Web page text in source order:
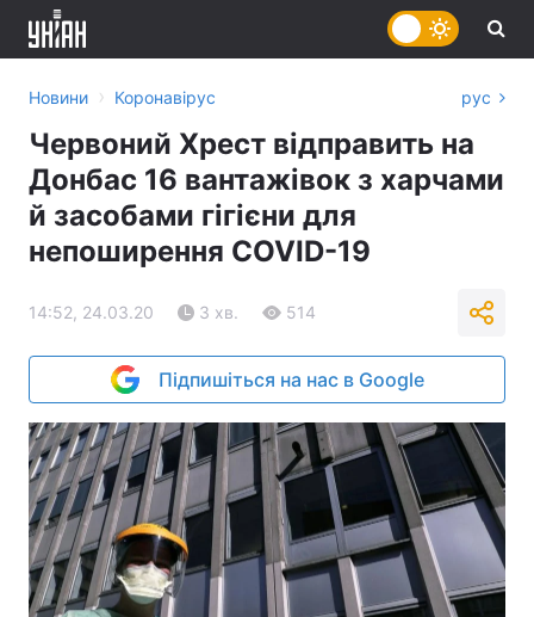
Новини › Коронавірус рус
Червоний Хрест відправить на
Донбас 16 вантажівок з харчами
й засобами гігієни для
непоширення COVID-19
14:52, 24.03.20 3 хв. 514
Підпишіться на нас в Google